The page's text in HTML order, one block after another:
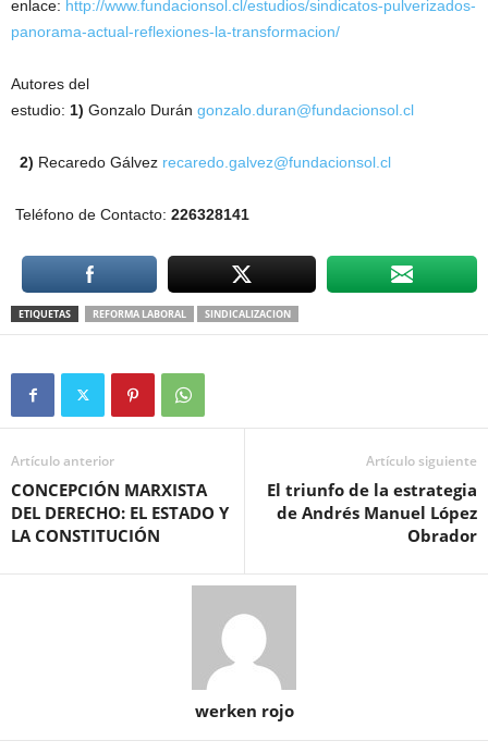
enlace: http://www.fundacionsol.cl/estudios/sindicatos-pulverizados-
panorama-actual-reflexiones-la-transformacion/
Autores del
estudio: 1) Gonzalo Durán gonzalo.duran@fundacionsol.cl
2) Recaredo Gálvez recaredo.galvez@fundacionsol.cl
Teléfono de Contacto: 226328141
ETIQUETAS REFORMA LABORAL SINDICALIZACION
Artículo anterior
CONCEPCIÓN MARXISTA
DEL DERECHO: EL ESTADO Y
LA CONSTITUCIÓN
Artículo siguiente
El triunfo de la estrategia
de Andrés Manuel López
Obrador
werken rojo